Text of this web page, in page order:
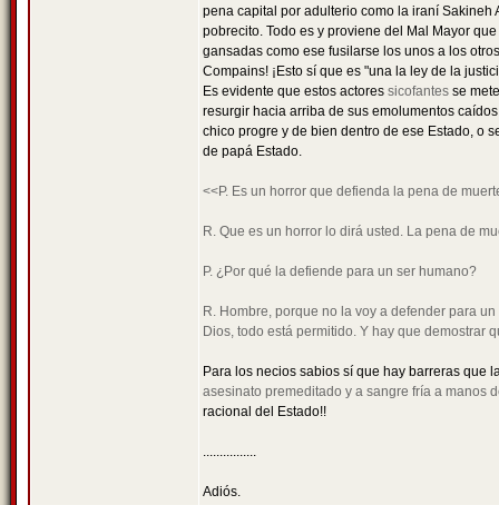
pena capital por adulterio como la iraní
pobrecito. Todo es y proviene del Mal Mayor
gansadas como ese fusilarse los unos a los
Compains! ¡Esto sí que es "una la ley de la
Es evidente que estos actores sicofantes se
resurgir hacia arriba de sus emolumentos
chico progre y de bien dentro de ese Estado, o
de papá Estado.
<<P. Es un horror que defienda la pena de
R. Que es un horror lo dirá usted. La pena de
P. ¿Por qué la defiende para un ser humano?
R. Hombre, porque no la voy a defender para
Dios, todo está permitido. Y hay que demostrar
Para los necios sabios sí que hay barreras que
asesinato premeditado y a sangre fría a manos
racional del Estado!!
................
Adiós.